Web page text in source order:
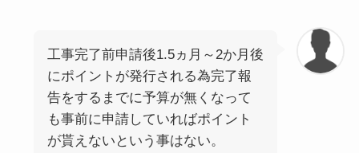
工事完了前申請後1.5ヵ月～2か月後
にポイントが発行される為完了報
告をするまでに予算が無くなって
も事前に申請していればポイント
が貰えないという事はない。